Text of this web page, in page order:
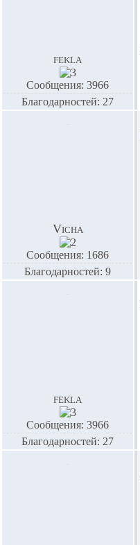
fekla
Сообщения: 3966
Благодарностей: 27
Vicha
Сообщения: 1686
Благодарностей: 9
fekla
Сообщения: 3966
Благодарностей: 27